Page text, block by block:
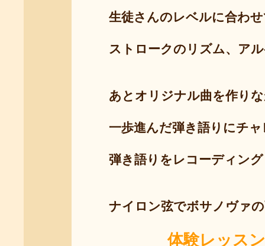
生徒さんのレベルに合わせ
ストロークのリズム、アル
あとオリジナル曲を作りな
一歩進んだ弾き語りにチャ
弾き語りをレコーディング
ナイロン弦でボサノヴァの
体験レッス